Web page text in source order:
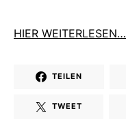
HIER WEITERLESEN…
TEILEN
TWEET